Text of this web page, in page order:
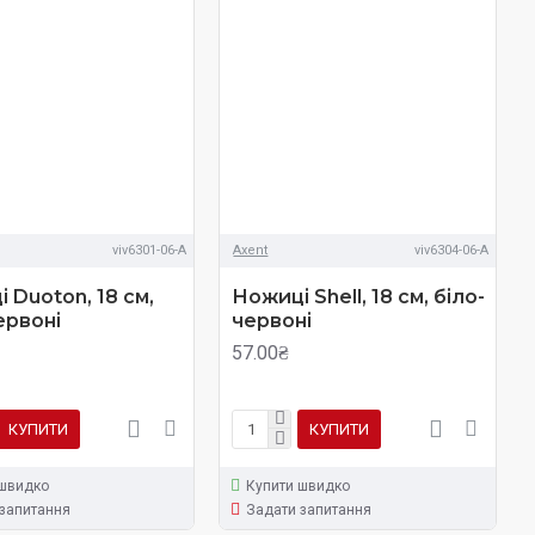
viv6301-06-A
Duoton, 18 см,
КУПИТИ
Axent viv6304-06-A
Ножиці Shell, 18 см, біло-
червоні
57.00₴
КУПИТИ
Купити швидко
Задати запитання